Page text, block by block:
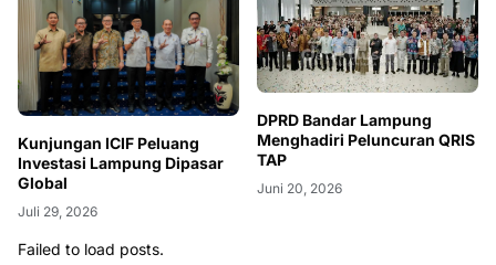
Kunjungan ICIF Peluang
Investasi Lampung Dipasar
Global
Juli 29, 2026
DPRD Bandar Lampung
Menghadiri Peluncuran QRIS
TAP
Juni 20, 2026
Failed to load posts.